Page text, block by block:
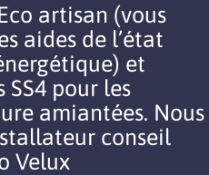
artisan (vous
aides de l’état
et
pour les
amiantées. Nous
conseil
Velux